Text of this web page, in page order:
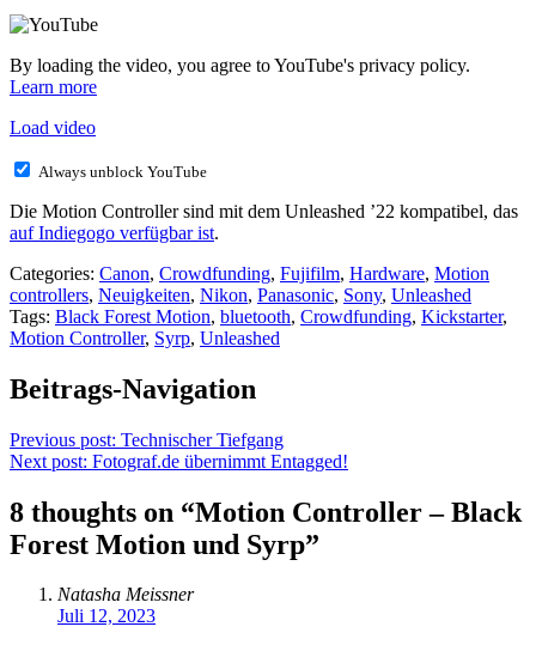
By loading the video, you agree to YouTube's privacy policy.
Learn more
Load video
Always unblock YouTube
Die Motion Controller sind mit dem Unleashed ’22 kompatibel, das
auf Indiegogo verfügbar ist.
Categories: Canon, Crowdfunding, Fujifilm, Hardware, Motion
controllers, Neuigkeiten, Nikon, Panasonic, Sony, Unleashed
Tags: Black Forest Motion, bluetooth, Crowdfunding, Kickstarter,
Motion Controller, Syrp, Unleashed
Beitrags-Navigation
Previous post: Technischer Tiefgang
Next post: Fotograf.de übernimmt Entagged!
8 thoughts on “Motion Controller – Black
Forest Motion und Syrp”
Natasha Meissner
Juli 12, 2023